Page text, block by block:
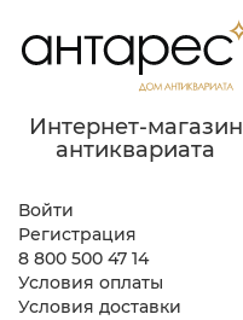
Интернет-магазин
антиквариата
Войти
Регистрация
8 800 500 47 14
Условия оплаты
Условия доставки